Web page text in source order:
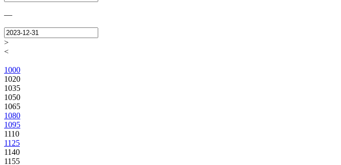
—
>
<
1000
1020
1035
1050
1065
1080
1095
1110
1125
1140
1155